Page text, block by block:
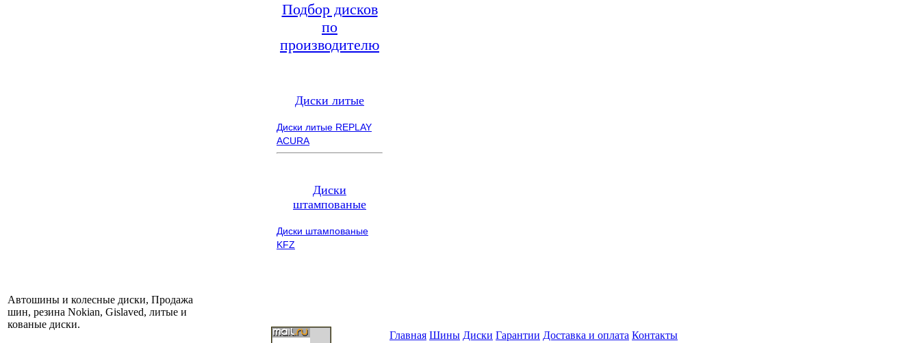
Подбор дисков
по
производителю
Диски литые
Диски литые REPLAY
ACURA
Диски
штампованые
Диски штампованые
KFZ
Автошины и колесные диски, Продажа
шин, резина Nokian, Gislaved, литые и
кованые диски.
Главная Шины Диски Гарантии Доставка и оплата Контакты